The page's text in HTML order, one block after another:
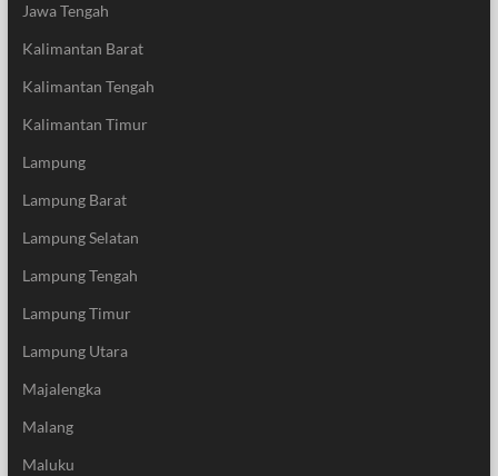
Jawa Tengah
Kalimantan Barat
Kalimantan Tengah
Kalimantan Timur
Lampung
Lampung Barat
Lampung Selatan
Lampung Tengah
Lampung Timur
Lampung Utara
Majalengka
Malang
Maluku